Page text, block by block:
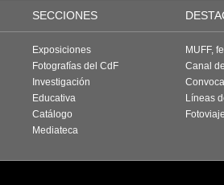
SECCIONES
Exposiciones
Fotografías del CdF
Investigación
Educativa
Catálogo
Mediateca
MUFF,
Canal
Líneas